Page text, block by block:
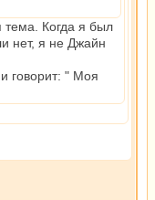
Когда я был
нет, я не Джайн
говорит: " Моя